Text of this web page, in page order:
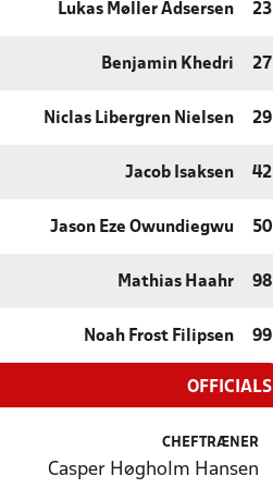
Lukas Møller Adsersen 23
Benjamin Khedri 27
Niclas Libergren Nielsen 29
Jacob Isaksen 42
Jason Eze Owundiegwu 50
Mathias Haahr 98
Noah Frost Filipsen 99
OFFICIALS
CHEFTRÆNER
Casper Høgholm Hansen